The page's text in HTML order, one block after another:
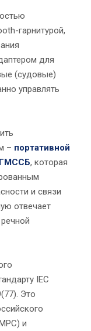
гарнитурой,
для
(судовые)
управлять
– портативной
, которая
и связи
отвечает
IEC
Это
и